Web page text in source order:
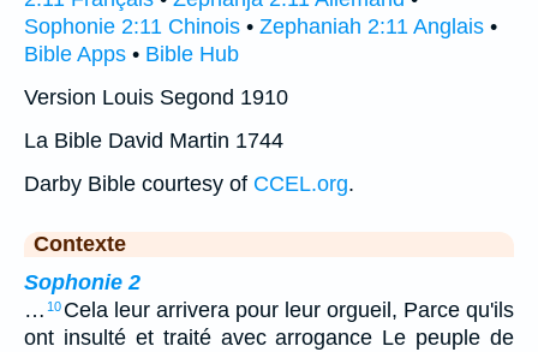
Sophonie 2:11 Chinois • Zephaniah 2:11 Anglais •
Bible Apps • Bible Hub
Version Louis Segond 1910
La Bible David Martin 1744
Darby Bible courtesy of CCEL.org.
Contexte
Sophonie 2
… 10 Cela leur arrivera pour leur orgueil, Parce qu'ils
ont insulté et traité avec arrogance Le peuple de